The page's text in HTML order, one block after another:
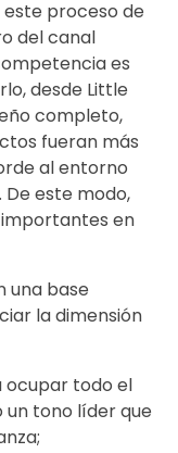
proceso de
del canal
es
desde Little
completo,
fueran más
al entorno
este modo,
en
una base
la dimensión
ocupar todo el
tono líder que